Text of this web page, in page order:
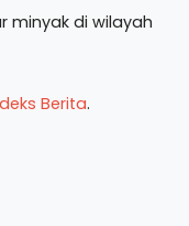
minyak di wilayah
Berita.